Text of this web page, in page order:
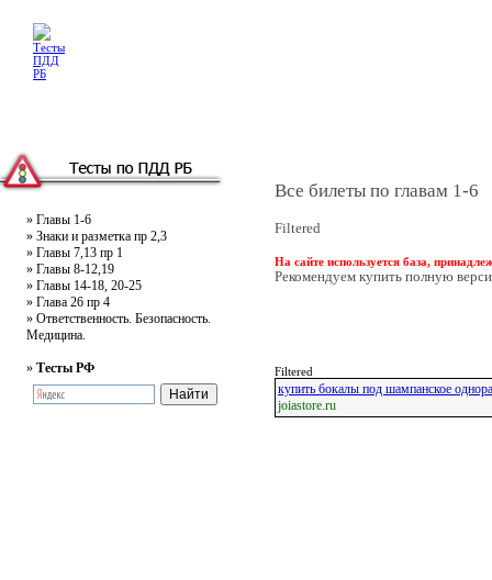
» Главы 1-6
» Знаки и разметка пр 2,3
» Главы 7,13 пр 1
» Главы 8-12,19
» Главы 14-18, 20-25
» Глава 26 пр 4
» Ответственность. Безопасность.
Медицина.
» Тесты РФ
Все билеты по главам 1-6
Filtered
На сайте используется база,
Рекомендуем купить полную
Filtered
купить бокалы под шампанское
joiastore.ru